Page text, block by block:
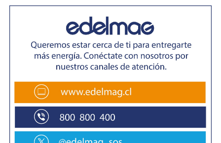
adecuadamente.
Otra de las tareas que tiene la Secretaría es producir el
informe anual de la reunión, en este caso la reciente
RCTA de Milán, la que contiene decisiones que las Partes
deben hacer suyas. Entiendo que ya están trabajando en
Probablemente una de las más importantes tareas que
tiene la Secretaría es velar que el intercambio de
información entre las Partes se haga en forma fluida.
Justamente la Medida 1 (2003) establece el papel de la